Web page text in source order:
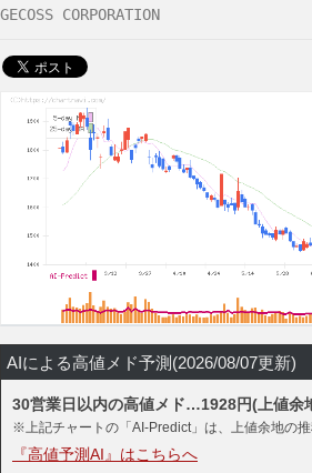
GECOSS CORPORATION
AIによる高値メド予測(2026/08/07更新)
30営業日以内の高値メド…1928円(上値
※上記チャートの「AI-Predict」は、上値余地の
『高値予測AI』はこちらへ